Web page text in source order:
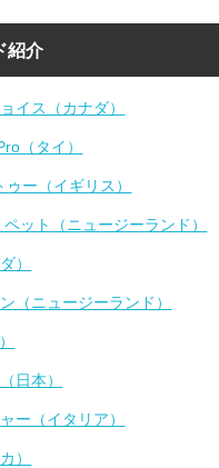
紹介
イス（カナダ）
（タイ）
ー（イギリス）
ット（ニュージーランド）
）
（ニュージーランド）
日本）
ー（イタリア）
）